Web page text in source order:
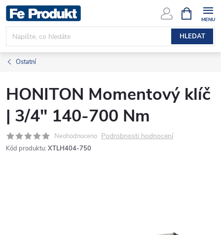
Přejít
na
obsah
HLEDAT
NÁKUPNÍ
KOŠÍK
Ostatní
HONITON Momentový klíč
| 3/4" 140-700 Nm
Neohodnoceno Podrobnosti hodnocení
Kód produktu: XTLH404-750